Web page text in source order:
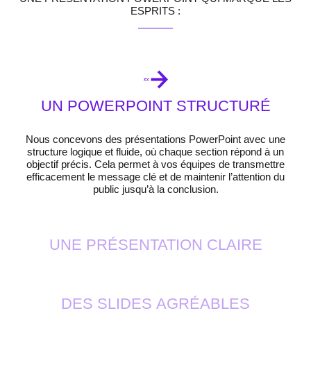
ESPRITS :
UN POWERPOINT STRUCTURÉ
UNE PRÉSENTATION CLAIRE
DES SLIDES AGRÉABLES
Nous concevons des présentations PowerPoint avec une
structure logique et fluide, où chaque section répond à un
objectif précis. Cela permet à vos équipes de transmettre
efficacement le message clé et de maintenir l’attention du
public jusqu’à la conclusion.